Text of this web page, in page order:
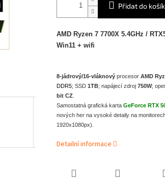
Přidat do
AMD Ryzen 7 7700X 5.4GHz /
Win11
8-jádrový/16-vláknovýprocesor AMD
DDR5; SSD 1TB; napájecí zdroj 750W;
bit CZ.
Samostatná grafická karta GeForce RTX
nových her na vysoké detaily na
1920x1080px).
Detailní informace